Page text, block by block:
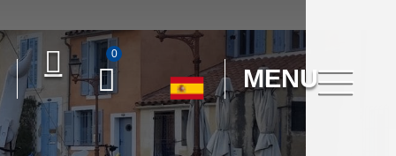
0
MENU